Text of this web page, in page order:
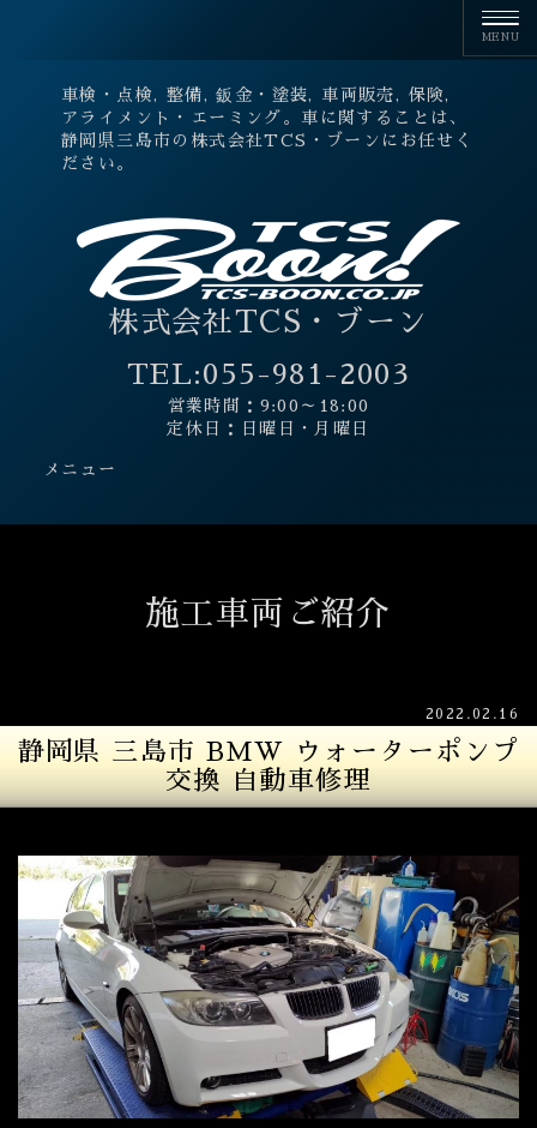
車検・点検, 整備, 鈑金・塗装, 車両販売, 保険,
アライメント・エーミング。車に関することは、
静岡県三島市の株式会社TCS・ブーンにお任せく
ださい。
株式会社TCS・ブーン
TEL:055-981-2003
営業時間：9:00～18:00
定休日：日曜日・月曜日
メニュー
施工車両ご紹介
2022.02.16
静岡県 三島市 BMW ウォーターポンプ
交換 自動車修理